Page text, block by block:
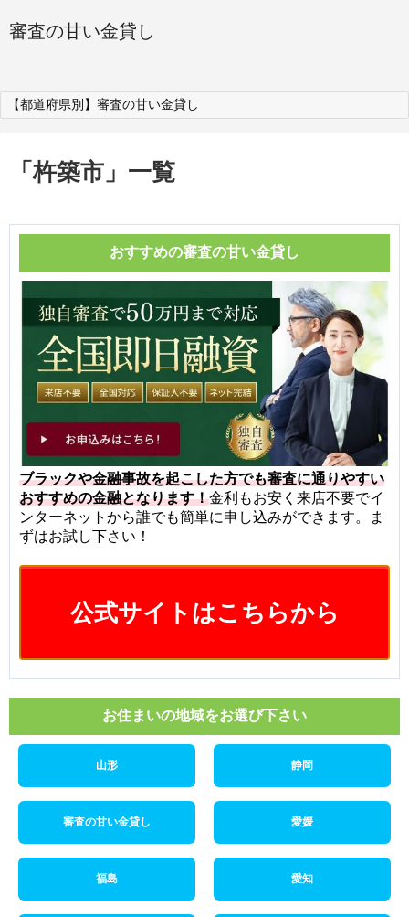
審査の甘い金貸し
【都道府県別】審査の甘い金貸し
「杵築市 」 一覧
おすすめの審査の甘い金貸し
ブラックや金融事故を起こした方でも審査に通りやすい
おすすめの金融となります！金利もお安く来店不要でイ
ンターネットから誰でも簡単に申し込みができます。ま
ずはお試し下さい！
公式サイトはこちらから
お住まいの地域をお選び下さい
山形 静岡
審査の甘い金貸し 愛媛
福島 愛知